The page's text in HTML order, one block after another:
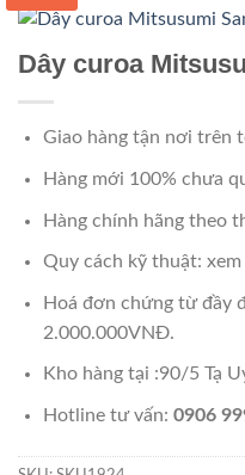
Dây curoa
Giao hàng tận nơi trên
Hàng mới 100% chưa
Hàng chính hãng theo
Quy cách kỹ thuật:
Hoá đơn chứng từ đầy
2.000.000VNĐ.
Kho hàng tại :90/5 Tạ
Hotline tư vấn: 0906